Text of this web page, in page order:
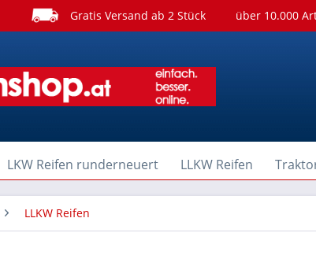
Gratis Versand ab 2 Stück über 10.000
LKW Reifen runderneuert LLKW Reifen
LLKW Reifen